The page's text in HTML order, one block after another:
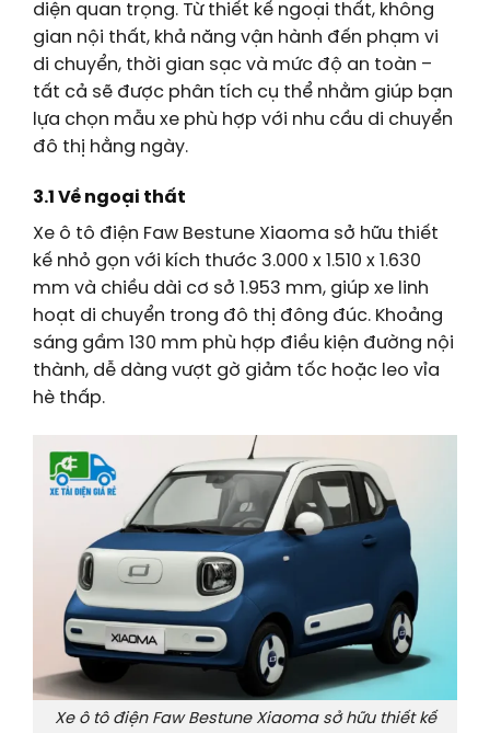
diện quan trọng. Từ thiết kế ngoại thất, không
gian nội thất, khả năng vận hành đến phạm vi
di chuyển, thời gian sạc và mức độ an toàn –
tất cả sẽ được phân tích cụ thể nhằm giúp bạn
lựa chọn mẫu xe phù hợp với nhu cầu di chuyển
đô thị hằng ngày.
3.1 Về ngoại thất
Xe ô tô điện Faw Bestune Xiaoma sở hữu thiết
kế nhỏ gọn với kích thước 3.000 x 1.510 x 1.630
mm và chiều dài cơ sở 1.953 mm, giúp xe linh
hoạt di chuyển trong đô thị đông đúc. Khoảng
sáng gầm 130 mm phù hợp điều kiện đường nội
thành, dễ dàng vượt gờ giảm tốc hoặc leo vỉa
hè thấp.
Xe ô tô điện Faw Bestune Xiaoma sở hữu thiết kế